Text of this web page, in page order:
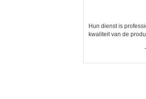
Hun dienst is
kwaliteit van de